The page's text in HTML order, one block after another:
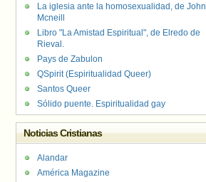
La iglesia ante la homosexualidad, de John
Mcneill
Libro "La Amistad Espiritual", de Elredo de
Rieval.
Pays de Zabulon
QSpirit (Espiritualidad Queer)
Santos Queer
Sólido puente. Espiritualidad gay
Noticias Cristianas
Alandar
América Magazine